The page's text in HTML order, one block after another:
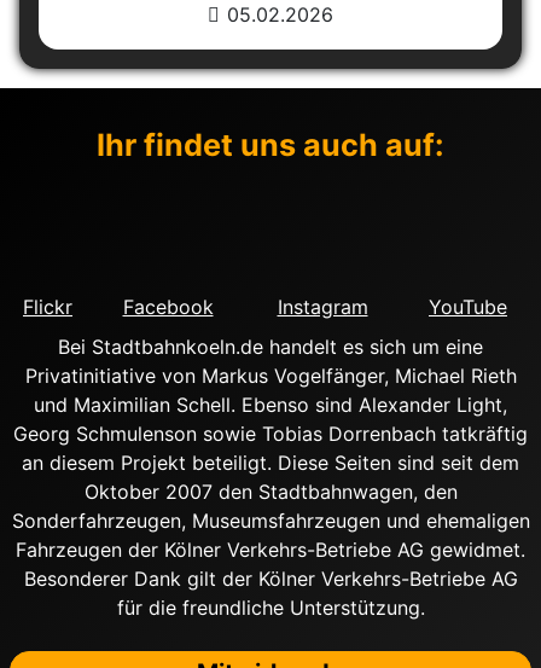
05.02.2026
Ihr findet uns auch auf:
Flickr Facebook Instagram
YouTube
Bei Stadtbahnkoeln.de handelt es sich um eine
Privatinitiative von Markus Vogelfänger, Michael Rieth
und Maximilian Schell. Ebenso sind Alexander Light,
Georg Schmulenson sowie Tobias Dorrenbach tatkräftig
an diesem Projekt beteiligt. Diese Seiten sind seit dem
Oktober 2007 den Stadtbahnwagen, den
Sonderfahrzeugen, Museumsfahrzeugen und ehemaligen
Fahrzeugen der Kölner Verkehrs-Betriebe AG gewidmet.
Besonderer Dank gilt der Kölner Verkehrs-Betriebe AG
für die freundliche Unterstützung.